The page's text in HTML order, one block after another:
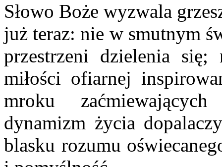
Słowo Boże wyzwala
już teraz: nie w smutnym
przestrzeni dzielenia
miłości ofiarnej
mroku
dynamizm życia
blasku rozumu